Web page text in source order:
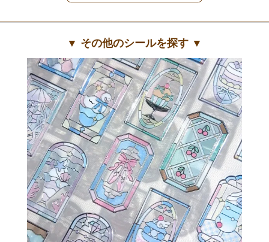
▼ その他のシールを探す ▼